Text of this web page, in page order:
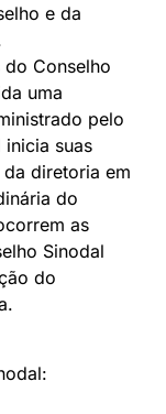
e da
do Conselho
uma
pelo
inicia suas
diretoria em
do
as
Sinodal
do